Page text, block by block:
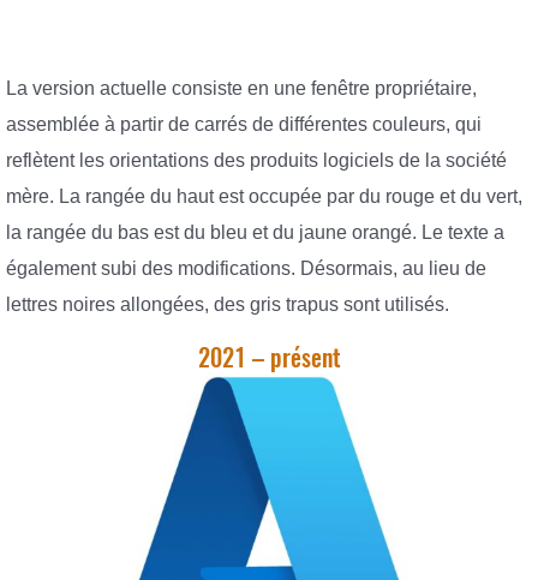
La version actuelle consiste en une fenêtre propriétaire,
assemblée à partir de carrés de différentes couleurs, qui
reflètent les orientations des produits logiciels de la société
mère. La rangée du haut est occupée par du rouge et du vert,
la rangée du bas est du bleu et du jaune orangé. Le texte a
également subi des modifications. Désormais, au lieu de
lettres noires allongées, des gris trapus sont utilisés.
2021 – présent